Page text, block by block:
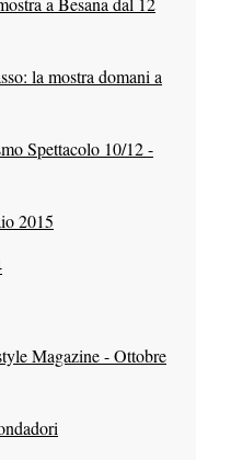
la mostra domani a
Spettacolo 10/12 -
2015
Magazine - Ottobre